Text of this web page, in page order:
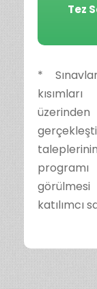
Tez
*
katılımcı